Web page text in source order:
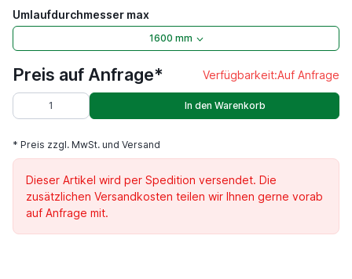
Umlaufdurchmesser max
1600 mm
Preis auf Anfrage* Verfügbarkeit:Auf Anfrage
In den Warenkorb
* Preis zzgl. MwSt. und Versand
Dieser Artikel wird per Spedition versendet. Die
zusätzlichen Versandkosten teilen wir Ihnen gerne vorab
auf Anfrage mit.